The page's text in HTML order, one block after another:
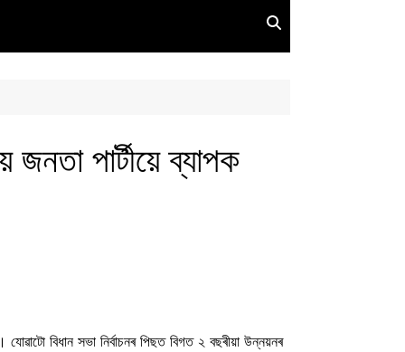
জনতা পাৰ্টীয়ে ব্যাপক
যোৱাটো বিধান সভা নিৰ্বাচনৰ পিছত বিগত ২ বছৰীয়া উন্নয়নৰ